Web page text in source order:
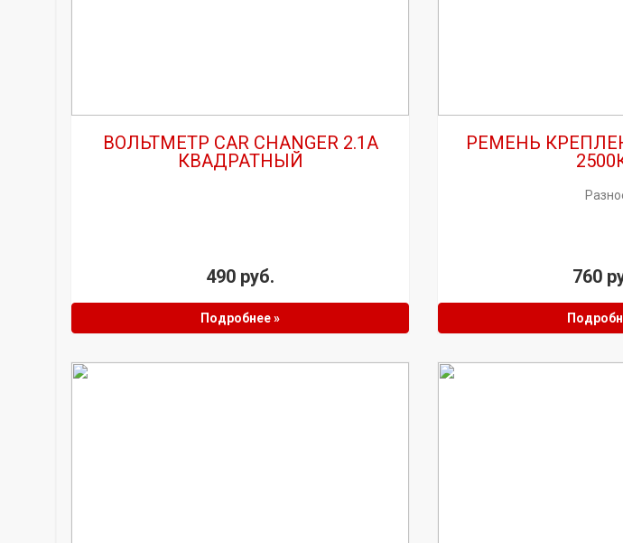
ВОЛЬТМЕТР CAR CHANGER 2.1A
КВАДРАТНЫЙ
490 руб.
Подробнее »
РЕМЕНЬ
760